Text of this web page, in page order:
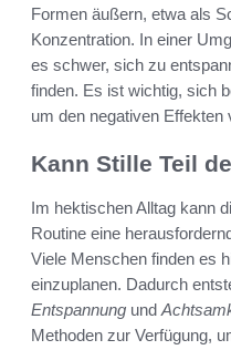
Formen äußern, etwa als
Konzentration. In einer
es schwer, sich zu
finden. Es ist wichtig, sich
um den negativen
Kann Stille Teil
Im hektischen Alltag kann
Routine eine
Viele Menschen finden es
einzuplanen. Dadurch
Entspannung und
Methoden zur Verfügung,